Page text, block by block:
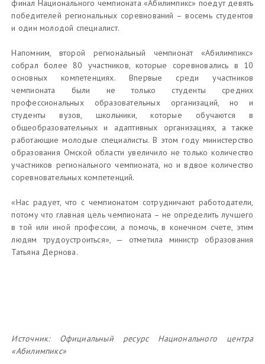
финал Национального чемпионата «Абилимпикс» поедут девять
победителей региональных соревнований – восемь студентов
и один молодой специалист.
Напомним, второй региональный чемпионат «Абилимпикс»
собрал более 80 участников, которые соревновались в 10
основных компетенциях. Впервые среди участников
чемпионата были не только студенты средних
профессиональных образовательных организаций, но и
студенты вузов, школьники, которые обучаются в
общеобразовательных и адаптивных организациях, а также
работающие молодые специалисты. В этом году министерство
образования Омской области увеличило не только количество
участников регионального чемпионата, но и вдвое количество
соревновательных компетенций.
«Нас радует, что с чемпионатом сотрудничают работодатели,
потому что главная цель чемпионата – не определить лучшего
в той или иной профессии, а помочь, в конечном счете, этим
людям трудоустроиться», — отметила министр образования
Татьяна Дернова.
Источник: Официальный ресурс Национального центра
«Абилимпикс»